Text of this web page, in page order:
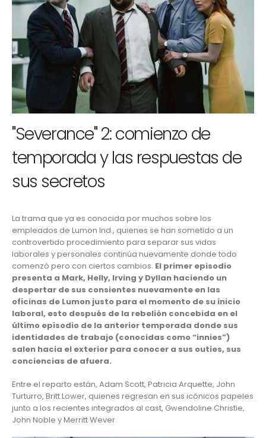
"Severance" 2: comienzo de
temporada y las respuestas de
sus secretos
La trama que ya es conocida por muchos sobre los
empleados de Lumon Ind., quienes se han sometido a un
controvertido procedimiento para separar sus vidas
laborales y personales continúa nuevamente donde todo
comenzó pero con ciertos cambios. El primer episodio
presenta a Mark, Helly, Irving y Dyllan haciendo un
despertar de sus consientes nuevamente en las
oficinas de Lumon justo para el momento de su inicio
laboral, esto después de la rebelión concebida en el
último episodio de la anterior temporada donde sus
identidades de trabajo (conocidas como “innies”)
salen hacia el exterior para conocer a sus outies, sus
conciencias de afuera.
Entre el reparto están, Adam Scott, Patricia Arquette, John
Turturro, Britt Lower, quienes regresan en sus icónicos papeles
junto a los recientes integrados al cast, Gwendoline Christie,
John Noble y Merritt Wever.